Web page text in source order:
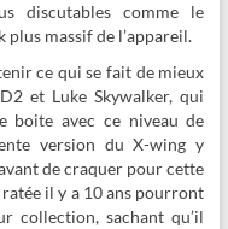
discutables comme le
plus massif de l’appareil.
ce qui se fait de mieux
et Luke Skywalker, qui
boite avec ce niveau de
version du X-wing y
de craquer pour cette
il y a 10 ans pourront
collection, sachant qu’il